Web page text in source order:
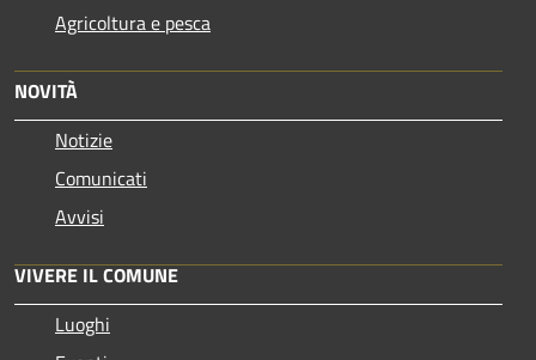
Agricoltura e pesca
NOVITÀ
Notizie
Comunicati
Avvisi
VIVERE IL COMUNE
Luoghi